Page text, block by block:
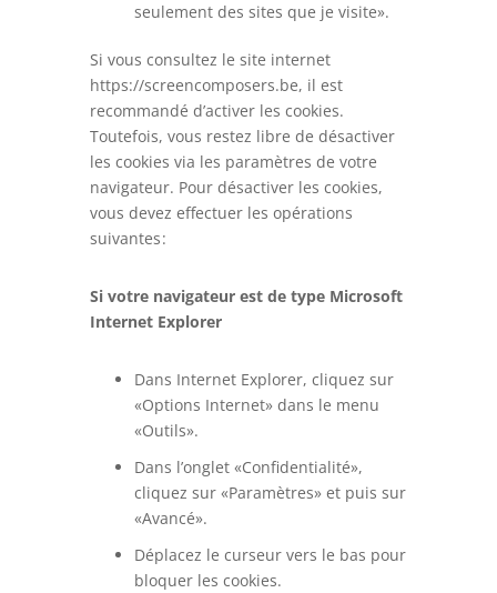
seulement des sites que je visite».
Si vous consultez le site internet
https://screencomposers.be, il est
recommandé d’activer les cookies.
Toutefois, vous restez libre de désactiver
les cookies via les paramètres de votre
navigateur. Pour désactiver les cookies,
vous devez effectuer les opérations
suivantes :
Si votre navigateur est de type Microsoft
Internet Explorer
Dans Internet Explorer, cliquez sur
«Options Internet» dans le menu
«Outils».
Dans l’onglet «Confidentialité»,
cliquez sur «Paramètres» et puis sur
«Avancé».
Déplacez le curseur vers le bas pour
bloquer les cookies.